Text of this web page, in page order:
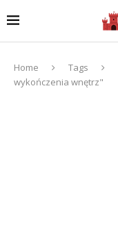
Home Tags
wykończenia wnętrz"